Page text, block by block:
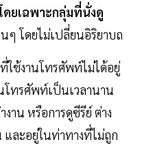
ยเฉพาะกลุ่มที่นั่งดู
ๆ โดยไม่เปลี่ยนอิริยาบถ
ช้งานโทรศัพท์ไม่ได้อยู่
ทรศัพท์เป็นเวลานาน
งาน หรือการดูซีรีย์ ต่าง
และอยู่ในท่าทางที่ไม่ถูก